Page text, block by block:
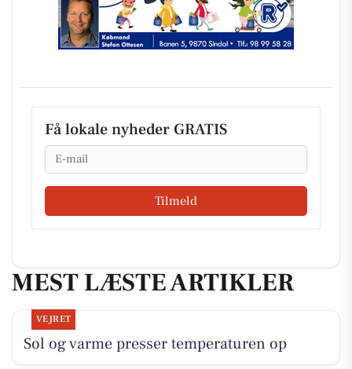
Få lokale nyheder GRATIS
Email
Tilmeld
MEST LÆSTE ARTIKLER
VEJRET
Sol og varme presser temperaturen op